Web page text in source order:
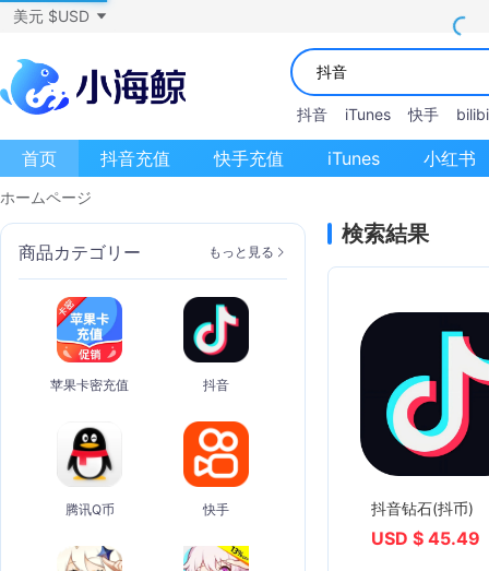
美元 $USD
抖音 iTunes 快手
首页 抖音充值 快手充值 iTunes 小红书
ホームページ
商品カテゴリー もっと見る
苹果卡密充值 抖音
腾讯Q币 快手
検索結果
抖音钻石(抖币)
USD $ 45.49